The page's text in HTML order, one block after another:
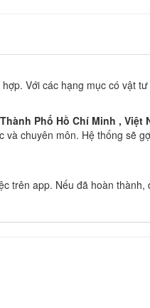
Với các hạng mục có vật
Phố Hồ Chí Minh , Việt
chuyên môn. Hệ thống sẽ
trên app. Nếu đã hoàn thành,